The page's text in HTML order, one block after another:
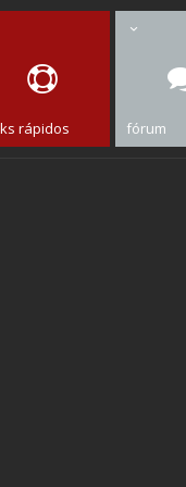
rápidos fórum